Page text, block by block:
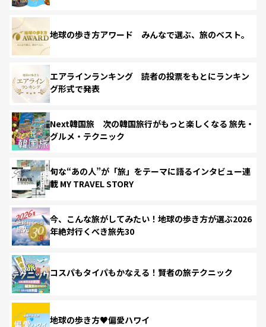
地球の歩き方アワード みんなで選ぶ、旅のベスト。
エアラインランキング 読者の投票をもとにランキン
グ形式で発表
Next韓国旅 次の韓国旅行がもっと楽しくなる 旅先・
グルメ・テクニック
旬な“あの人”が「旅」をテーマに語るインタビュー連
載 MY TRAVEL STORY
今、こんな旅がしてみたい！地球の歩き方が選ぶ2026
年絶対行くべき旅先30
コスパもタイパもかなえる！賢者の旅テクニック
地球の歩き方♥偏愛ハワイ